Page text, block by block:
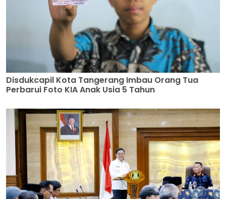
Disdukcapil Kota Tangerang Imbau Orang Tua
Perbarui Foto KIA Anak Usia 5 Tahun